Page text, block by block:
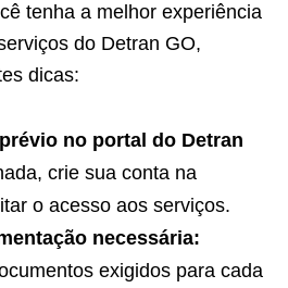
tenha a melhor experiência
do Detran GO,
dicas:
no portal do Detran
crie sua conta na
o acesso aos serviços.
necessária:
exigidos para cada